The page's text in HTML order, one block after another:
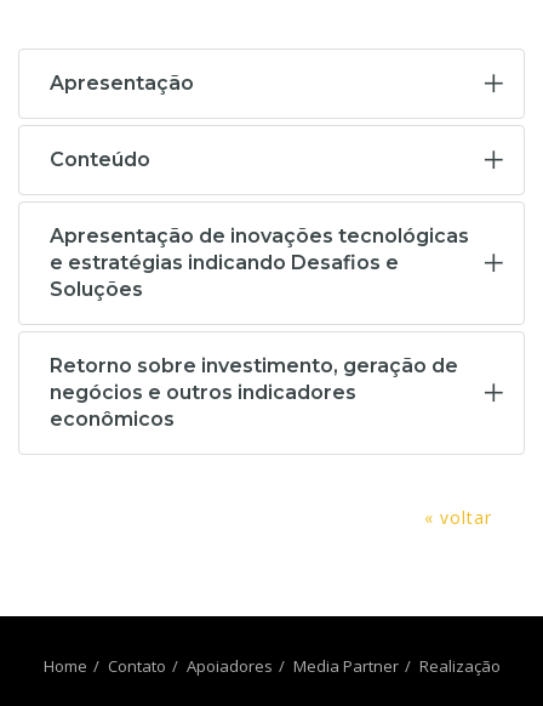
Apresentação
Conteúdo
Apresentação de inovações tecnológicas
e estratégias indicando Desafios e
Soluções
Retorno sobre investimento, geração de
negócios e outros indicadores
econômicos
« voltar
Home Contato Apoiadores Media Partner Realização